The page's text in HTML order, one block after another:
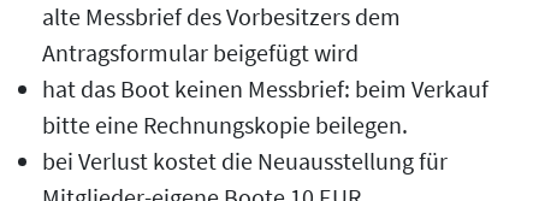
alte Messbrief des Vorbesitzers dem
Antragsformular beigefügt wird
hat das Boot keinen Messbrief: beim Verkauf
bitte eine Rechnungskopie beilegen.
bei Verlust kostet die Neuausstellung für